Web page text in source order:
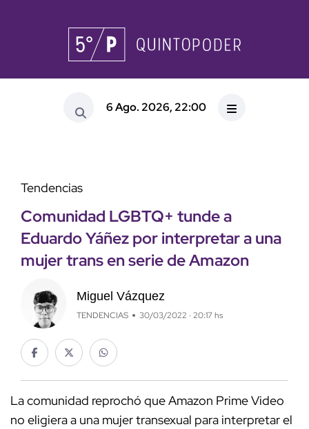
6 Ago. 2026, 22:00
Tendencias
Comunidad LGBTQ+ tunde a
Eduardo Yáñez por interpretar a una
mujer trans en serie de Amazon
Miguel Vázquez
TENDENCIAS 30/03/2022 · 20:17 hs
La comunidad reprochó que Amazon Prime Video
no eligiera a una mujer transexual para interpretar el